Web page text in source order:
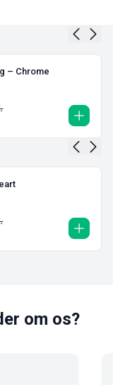
– Chrome
om os?